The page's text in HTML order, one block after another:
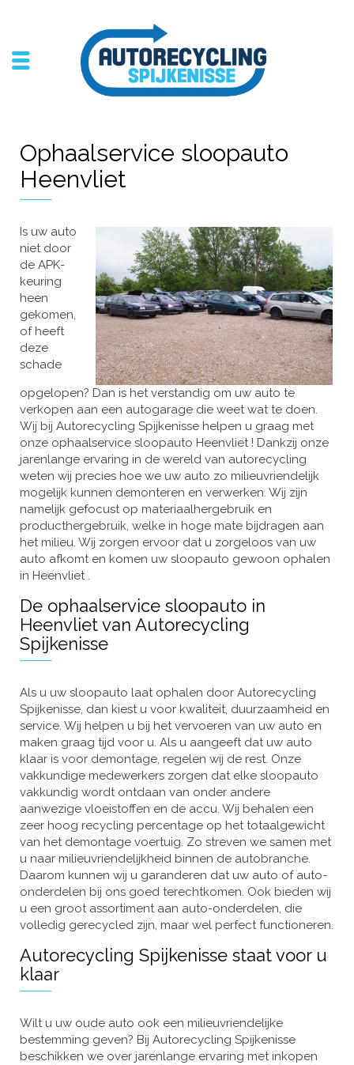
Ophaalservice sloopauto
Heenvliet
Is uw auto
niet door
de APK-
keuring
heen
gekomen,
of heeft
deze
schade
opgelopen? Dan is het verstandig om uw auto te
verkopen aan een autogarage die weet wat te doen.
Wij bij Autorecycling Spijkenisse helpen u graag met
onze ophaalservice sloopauto Heenvliet ! Dankzij onze
jarenlange ervaring in de wereld van autorecycling
weten wij precies hoe we uw auto zo milieuvriendelijk
mogelijk kunnen demonteren en verwerken. Wij zijn
namelijk gefocust op materiaalhergebruik en
producthergebruik, welke in hoge mate bijdragen aan
het milieu. Wij zorgen ervoor dat u zorgeloos van uw
auto afkomt en komen uw sloopauto gewoon ophalen
in Heenvliet .
De ophaalservice sloopauto in
Heenvliet van Autorecycling
Spijkenisse
Als u uw sloopauto laat ophalen door Autorecycling
Spijkenisse, dan kiest u voor kwaliteit, duurzaamheid en
service. Wij helpen u bij het vervoeren van uw auto en
maken graag tijd voor u. Als u aangeeft dat uw auto
klaar is voor demontage, regelen wij de rest. Onze
vakkundige medewerkers zorgen dat elke sloopauto
vakkundig wordt ontdaan van onder andere
aanwezige vloeistoffen en de accu. Wij behalen een
zeer hoog recycling percentage op het totaalgewicht
van het demontage voertuig. Zo streven we samen met
u naar milieuvriendelijkheid binnen de autobranche.
Daarom kunnen wij u garanderen dat uw auto of auto-
onderdelen bij ons goed terechtkomen. Ook bieden wij
u een groot assortiment aan auto-onderdelen, die
volledig gerecycled zijn, maar wel perfect functioneren.
Autorecycling Spijkenisse staat voor u
klaar
Wilt u uw oude auto ook een milieuvriendelijke
bestemming geven? Bij Autorecycling Spijkenisse
beschikken we over jarenlange ervaring met inkopen